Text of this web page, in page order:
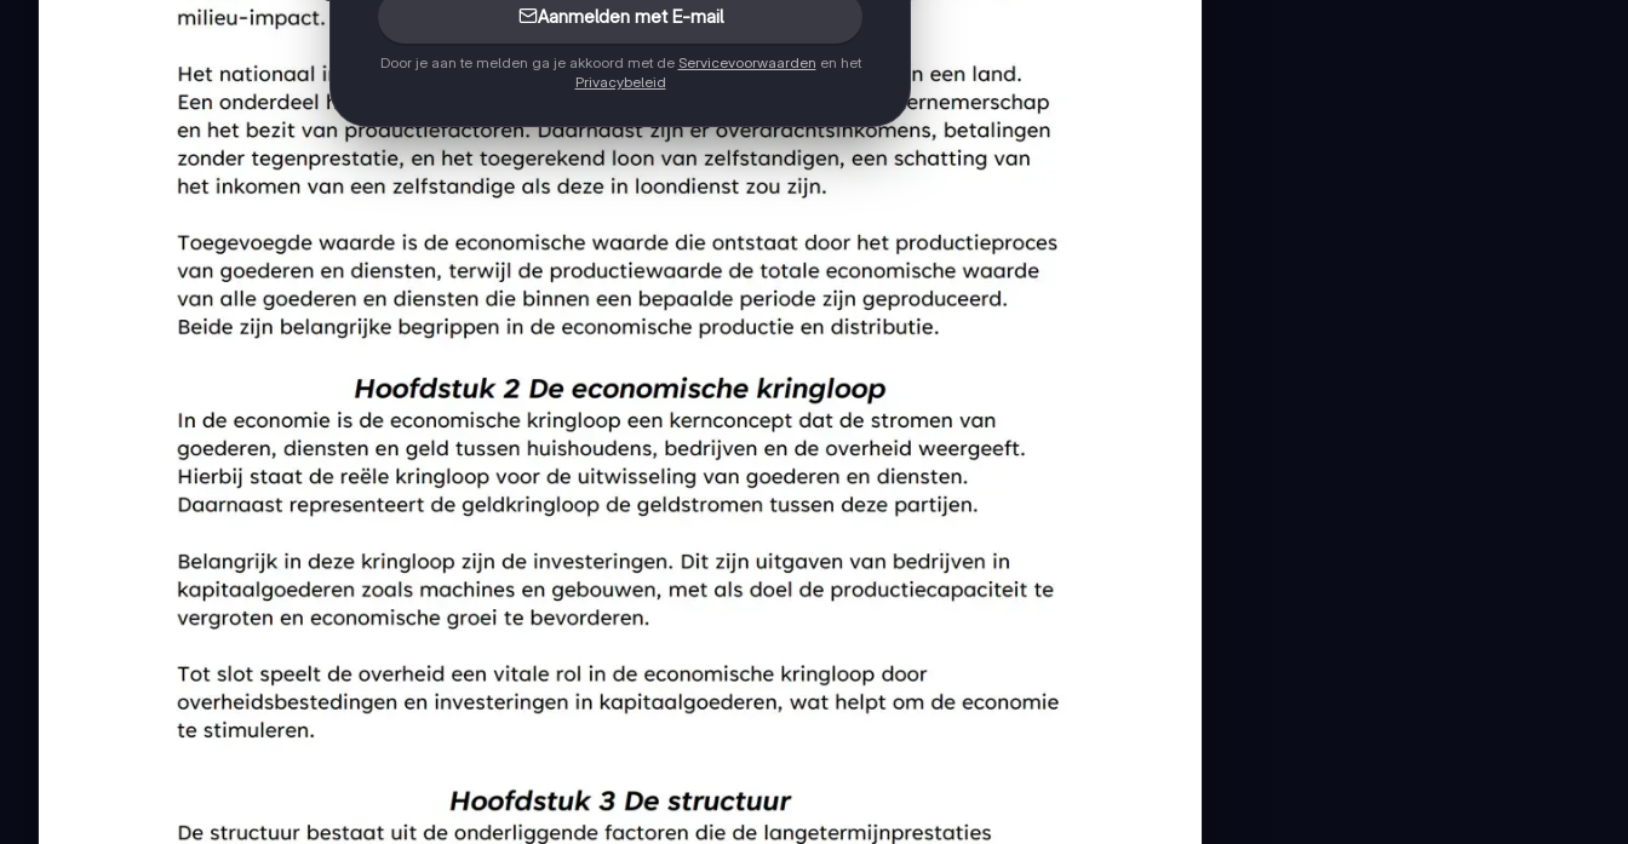
Aanmelden met E-mail
Door je aan te melden ga je akkoord met de Servicevoorwaarden en het
Privacybeleid